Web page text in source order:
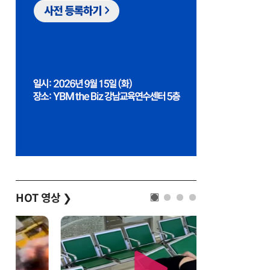
HOT 영상 ❯